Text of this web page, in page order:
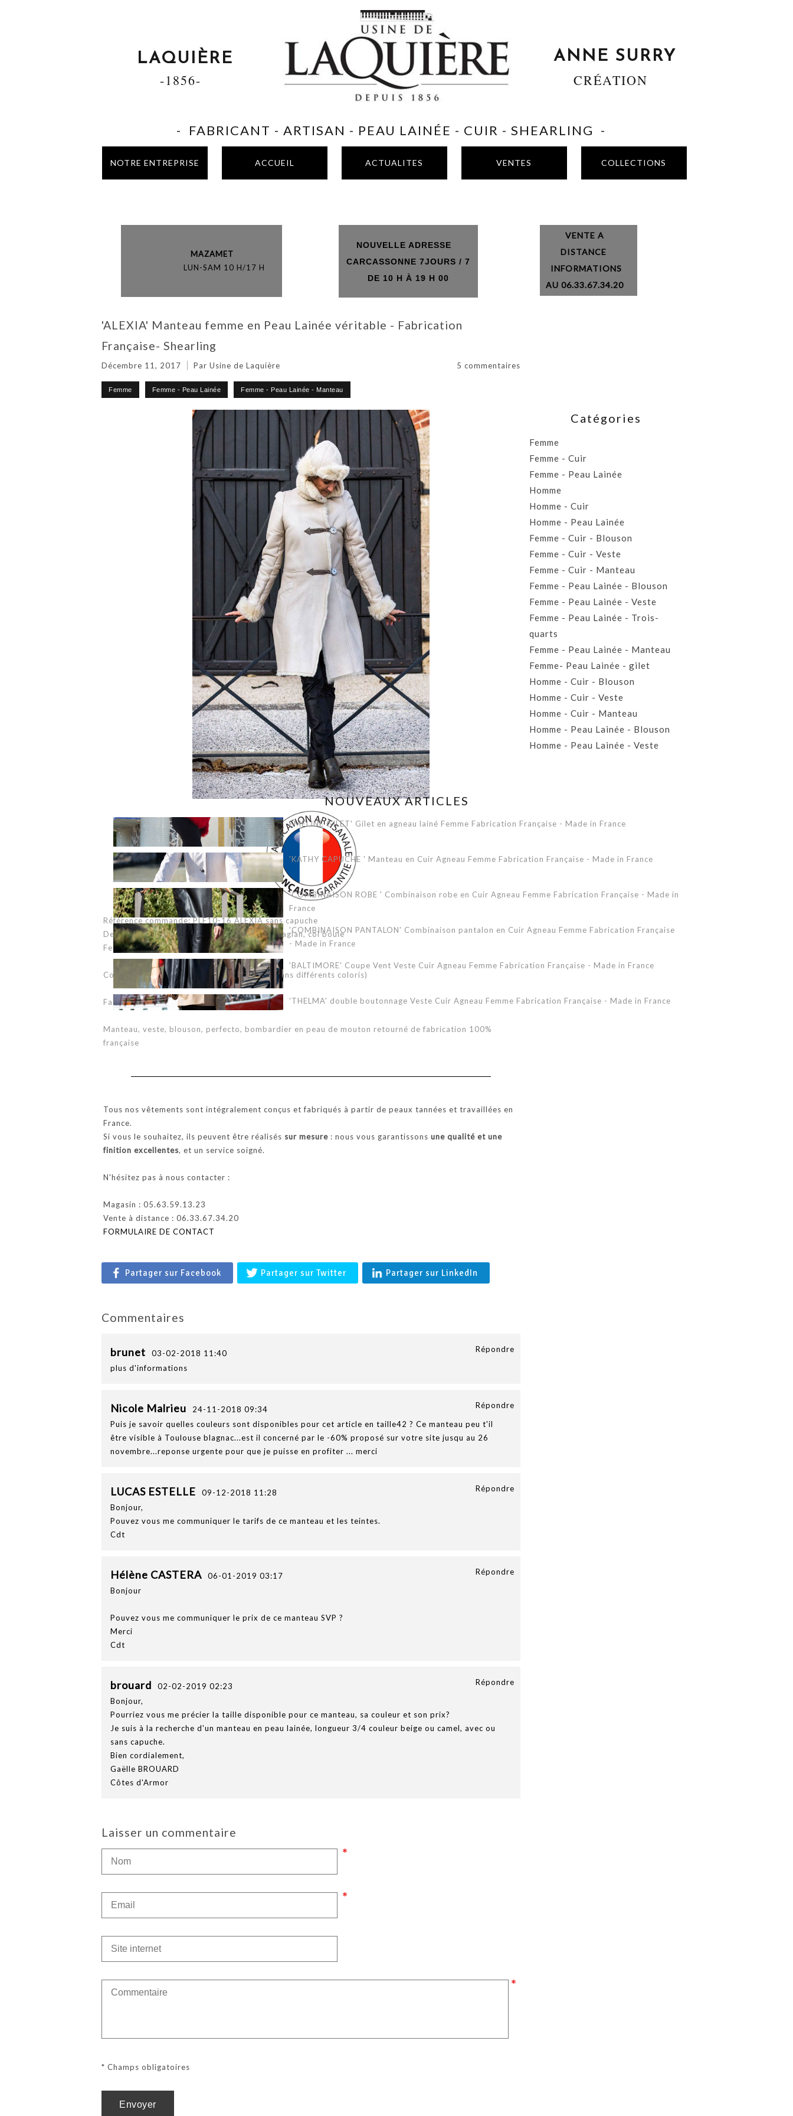
LAQUIÈRE ANNE SURRY
-1856- CRÉATION
NOUVELLE ADRESSE
CARCASSONNE 7JOURS / 7
DE 10 H À 19 H 00
VENTE A
DISTANCE
INFORMATIONS
AU 06.33.67.34.20
- FABRICANT - ARTISAN - PEAU LAINÉE - CUIR - SHEARLING -
MAZAMET
LUN-SAM 10 H/17 H
NOTRE ENTREPRISE ACCUEIL ACTUALITES VENTES COLLECTIONS
'ALEXIA' Manteau femme en Peau Lainée véritable - Fabrication
Française- Shearling
Décembre 11, 2017 Par Usine de Laquière 5 commentaires
Référence commande: PLF10-16 ALEXIA sans capuche
Description: Manteau longueur 3/4, poches raglan, col boule
Fermeture brides tressées avec boutons
Couleur: agneau toscane nacre (disponible dans différents coloris)
Fabriqué en France - Made in France
Manteau, veste, blouson, perfecto, bombardier en peau de mouton retourné de fabrication 100%
française
Tous nos vêtements sont intégralement conçus et fabriqués à partir de peaux tannées et travaillées en
France.
Si vous le souhaitez, ils peuvent être réalisés sur mesure : nous vous garantissons une qualité et une
finition excellentes, et un service soigné.
N'hésitez pas à nous contacter :
Magasin : 05.63.59.13.23
Vente à distance : 06.33.67.34.20
FORMULAIRE DE CONTACT
Partager sur Facebook Partager sur Twitter Partager sur LinkedIn
Commentaires
brunet 03-02-2018 11:40
Répondre
plus d'informations
Nicole Malrieu 24-11-2018 09:34
Répondre
Puis je savoir quelles couleurs sont disponibles pour cet article en taille42 ? Ce manteau peu t'il
être visible à Toulouse blagnac...est il concerné par le -60% proposé sur votre site jusqu au 26
novembre...reponse urgente pour que je puisse en profiter ... merci
LUCAS ESTELLE 09-12-2018 11:28
Répondre
Bonjour,
Pouvez vous me communiquer le tarifs de ce manteau et les teintes.
Cdt
Hélène CASTERA 06-01-2019 03:17
Répondre
Bonjour
Pouvez vous me communiquer le prix de ce manteau SVP ?
Merci
Cdt
brouard 02-02-2019 02:23
Répondre
Bonjour,
Pourriez vous me précier la taille disponible pour ce manteau, sa couleur et son prix?
Je suis à la recherche d'un manteau en peau lainée, longueur 3/4 couleur beige ou camel, avec ou
sans capuche.
Bien cordialement,
Gaëlle BROUARD
Côtes d'Armor
Laisser un commentaire
* Champs obligatoires
Catégories
Femme
Femme - Cuir
Femme - Peau Lainée
Homme
Homme - Cuir
Homme - Peau Lainée
Femme - Cuir - Blouson
Femme - Cuir - Veste
Femme - Cuir - Manteau
Femme - Peau Lainée - Blouson
Femme - Peau Lainée - Veste
Femme - Peau Lainée - Trois-
quarts
Femme - Peau Lainée - Manteau
Femme- Peau Lainée - gilet
Homme - Cuir - Blouson
Homme - Cuir - Veste
Homme - Cuir - Manteau
Homme - Peau Lainée - Blouson
Homme - Peau Lainée - Veste
Femme - Peau lainée - Coupe Vent
Pantalon
NOUVEAUX ARTICLES
EMELINE GILET' Gilet en agneau lainé Femme Fabrication Française - Made in France
'KATHY CAPUCHE ' Manteau en Cuir Agneau Femme Fabrication Française - Made in France
'COMBINAISON ROBE ' Combinaison robe en Cuir Agneau Femme Fabrication Française - Made in
France
'COMBINAISON PANTALON' Combinaison pantalon en Cuir Agneau Femme Fabrication Française
- Made in France
'BALTIMORE' Coupe Vent Veste Cuir Agneau Femme Fabrication Française - Made in France
'THELMA' double boutonnage Veste Cuir Agneau Femme Fabrication Française - Made in France
'ERIKA 3/4' Veste Cuir Agneau Femme Fabrication Française - Made in France